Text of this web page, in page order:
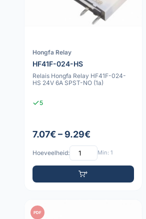
Hongfa Relay
HF41F-024-HS
Relais Hongfa Relay HF41F-024-
HS 24V 6A SPST-NO (1a)
5
7.07€ – 9.29€
Hoeveelheid: Min: 1
PDF